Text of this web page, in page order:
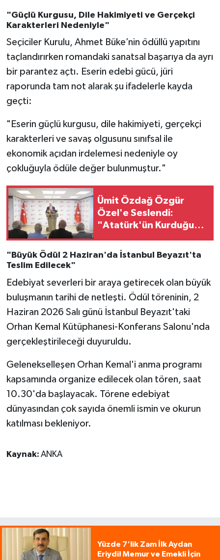
"Güçlü Kurgusu, Dile Hakimiyeti ve Gerçekçi
Karakterleri Nedeniyle"
Seçiciler Kurulu, Ahmet Büke’nin ödüllü yapıtını
taçlandırırken romandaki sanatsal başarıya da ayrı
bir parantez açtı. Eserin edebi gücü, jüri
raporunda tam not alarak şu ifadelerle kayda
geçti:
"Eserin güçlü kurgusu, dile hakimiyeti, gerçekçi
karakterleri ve savaş olgusunu sınıfsal ile
ekonomik açıdan irdelemesi nedeniyle oy
çokluğuyla ödüle değer bulunmuştur."
Ümit Özdağ Özgür
Özel'e Seslendi:
"Atatürk'ün Kurduğu
Ortak Olmayın!"
"Büyük Ödül 2 Haziran'da İstanbul Beyazıt'ta
Teslim Edilecek"
Edebiyat severleri bir araya getirecek olan büyük
buluşmanın tarihi de netleşti. Ödül töreninin, 2
Haziran 2026 Salı günü İstanbul Beyazıt'taki
Orhan Kemal Kütüphanesi-Konferans Salonu'nda
gerçekleştirileceği duyuruldu.
Gelenekselleşen Orhan Kemal'i anma programı
kapsamında organize edilecek olan tören, saat
10.30'da başlayacak. Törene edebiyat
dünyasından çok sayıda önemli ismin ve okurun
katılması bekleniyor.
Kaynak: ANKA
Yüzde 7'lik Zam İlk Aydan
Eriydi! Memur ve Emekli İçin